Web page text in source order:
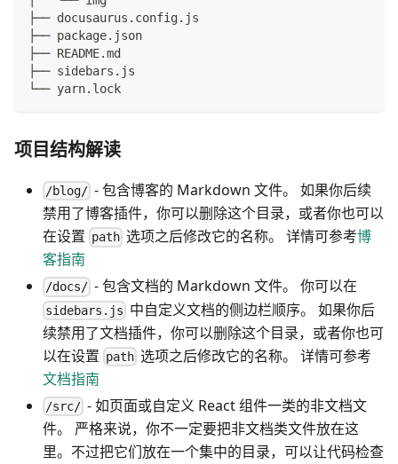
├── docusaurus.config.js
├── package.json
├── README.md
├── sidebars.js
└── yarn.lock
项目结构解读
/blog/ - 包含博客的 Markdown 文件。 如果你后续
禁用了博客插件，你可以删除这个目录，或者你也可以
在设置 path 选项之后修改它的名称。 详情可参考博
客指南
/docs/ - 包含文档的 Markdown 文件。 你可以在
sidebars.js 中自定义文档的侧边栏顺序。 如果你后
续禁用了文档插件，你可以删除这个目录，或者你也可
以在设置 path 选项之后修改它的名称。 详情可参考
文档指南
/src/ - 如页面或自定义 React 组件一类的非文档文
件。 严格来说，你不一定要把非文档类文件放在这
里。不过把它们放在一个集中的目录，可以让代码检查